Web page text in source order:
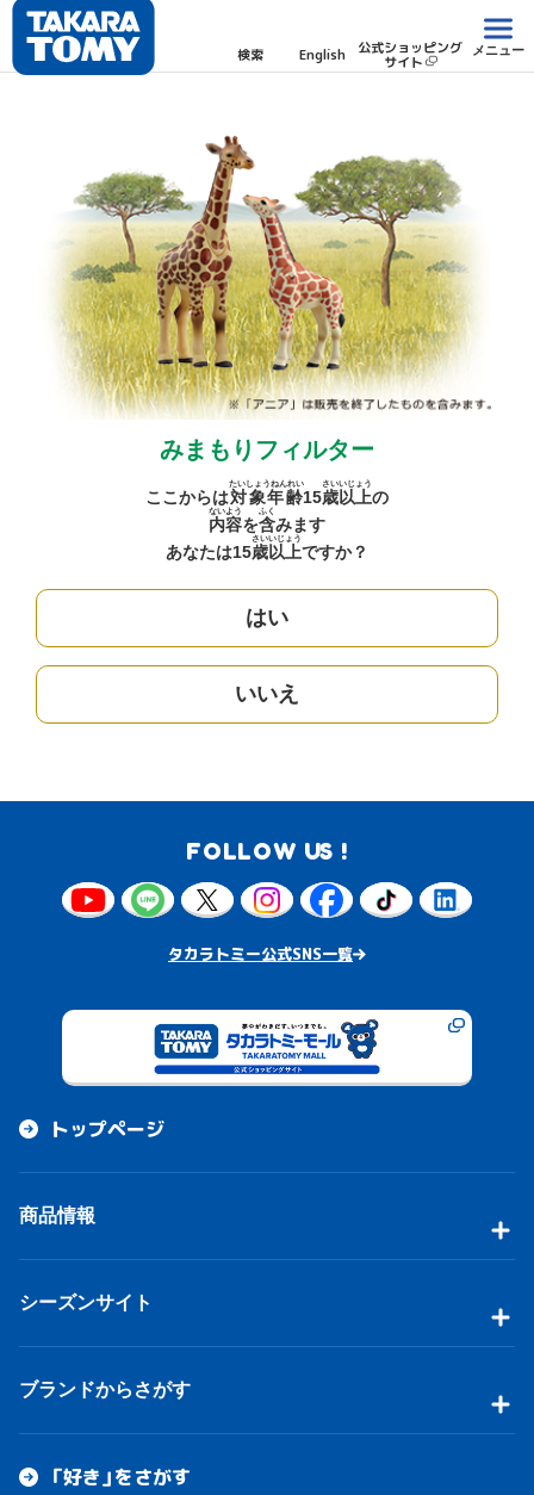
検索 English 公式ショッピング
サイト
メニュー
みまもりフィルター
ここからは対象年齢
たいしょうねんれい
15歳
さい
以上
いじょう
の
内容
ないよう
を含
ふく
みます
あなたは15歳
さい
以上
いじょう
ですか？
はい
いいえ
FOLLOW US !
タカラトミー公式SNS一覧
トップページ
商品情報
シーズンサイト
ブランドからさがす
「好き」をさがす